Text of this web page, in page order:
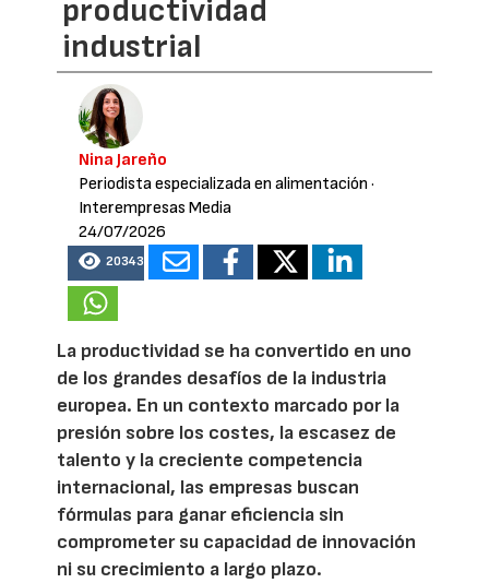
productividad
industrial
Nina Jareño
Periodista especializada en alimentación ·
Interempresas Media
24/07/2026
20343
La productividad se ha convertido en uno
de los grandes desafíos de la industria
europea. En un contexto marcado por la
presión sobre los costes, la escasez de
talento y la creciente competencia
internacional, las empresas buscan
fórmulas para ganar eficiencia sin
comprometer su capacidad de innovación
ni su crecimiento a largo plazo.